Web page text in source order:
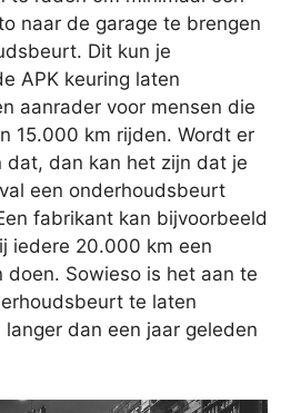
naar de garage te brengen
Dit kun je
APK keuring laten
aanrader voor mensen die
15.000 km rijden. Wordt er
dat, dan kan het zijn dat je
een onderhoudsbeurt
fabrikant kan bijvoorbeeld
iedere 20.000 km een
doen. Sowieso is het aan te
te laten
dan een jaar geleden